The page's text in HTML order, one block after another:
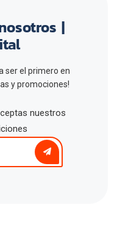
|
ser el primero en
y promociones!
nuestros